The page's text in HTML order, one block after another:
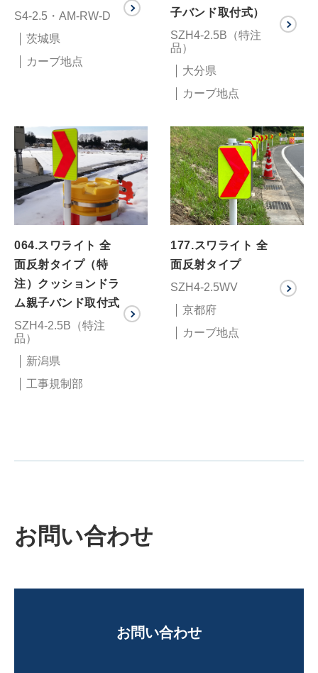
S4-2.5・AM-RW-D
茨城県
カーブ地点
子バンド取付式）
SZH4-2.5B（特注
品）
大分県
カーブ地点
064.スワライト 全
面反射タイプ（特
注）クッションドラ
ム親子バンド取付式
SZH4-2.5B（特注
品）
新潟県
工事規制部
177.スワライト 全
面反射タイプ
SZH4-2.5WV
京都府
カーブ地点
お問い合わせ
お問い合わせ